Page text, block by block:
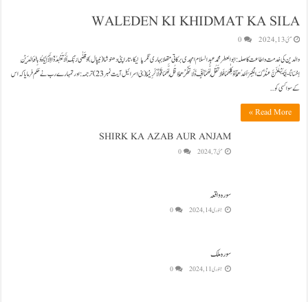
WALEDEN KI KHIDMAT KA SILA
مئی 13, 2024 0
والدین کی خدمت و اطاعت کا صلہ: ابوالعطر محمد عبدالسلام امجدی برکاتی متھلا بہاری نگر پالیکا،تاراپٹی دھنوشا(نیپال) وَ قَضٰى رَبُّكَ اَلَّا تَعْبُدُوْۤا اِلَّاۤ اِیَّاهُ وَ بِالْوَالِدَیْنِ
اِحْسَانًا-اِمَّا یَبْلُغَنَّ عِنْدَكَ الْكِبَرَ اَحَدُهُمَاۤ اَوْ كِلٰهُمَا فَلَا تَقُلْ لَّهُمَاۤ اُفٍّ وَّ لَا تَنْهَرْهُمَا وَ قُلْ لَّهُمَا قَوْلًا كَرِیْمًا(بنی اسرائیل آیت نمبر23) ترجمہ:اور تمہارے رب نے حکم فرمایا کہ اس
کے سوا کسی کو …
Read More »
SHIRK KA AZAB AUR ANJAM
مئی 7, 2024 0
سورہ واقعہ
جنوری 14, 2024 0
سورہ ملک
جنوری 11, 2024 0